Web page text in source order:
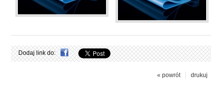
Dodaj link do:
drukuj
« powrót